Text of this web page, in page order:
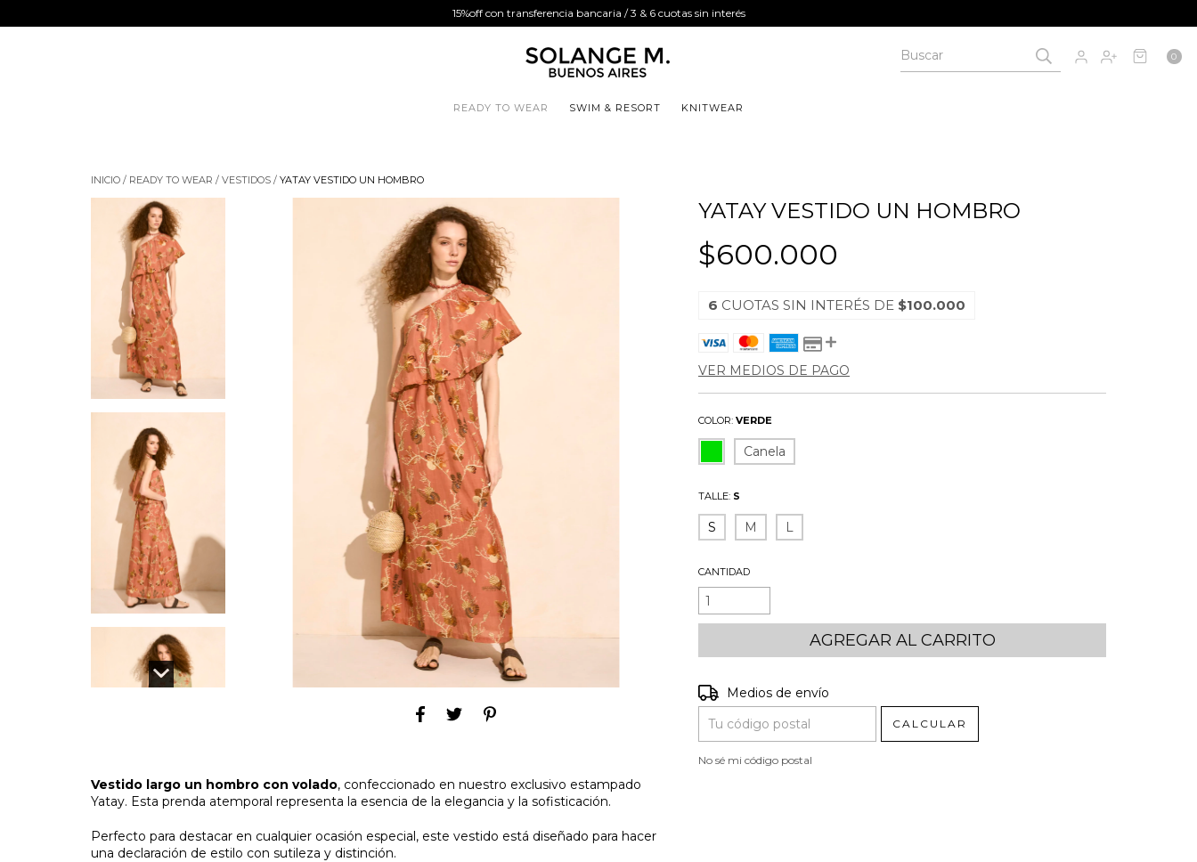
15%off con transferencia bancaria / 3 & 6 cuotas sin interés
0
READY TO WEAR SWIM & RESORT KNITWEAR
INICIO / READY TO WEAR / VESTIDOS / YATAY VESTIDO UN HOMBRO
Vestido largo un hombro con volado, confeccionado en nuestro exclusivo estampado
Yatay. Esta prenda atemporal representa la esencia de la elegancia y la sofisticación.
Perfecto para destacar en cualquier ocasión especial, este vestido está diseñado para hacer
una declaración de estilo con sutileza y distinción.
YATAY VESTIDO UN HOMBRO
$600.000
6 CUOTAS SIN INTERÉS DE $100.000
VER MEDIOS DE PAGO
COLOR: VERDE
Canela
TALLE: S
S M L
CANTIDAD
Entregas para el CP:
Medios de envío
CALCULAR
No sé mi código postal